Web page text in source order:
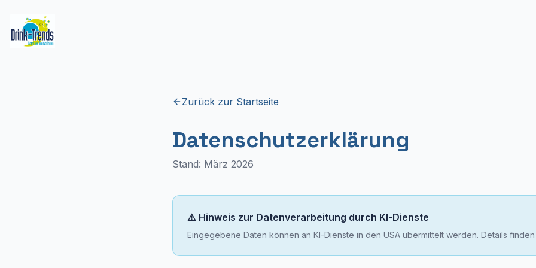
Zurück zur Startseite
Datenschutzerklärung
Stand: März 2026
⚠️ Hinweis zur Datenverarbeitung durch KI-Dienste
Eingegebene Daten können an KI-Dienste in den USA übermittelt werden. Details